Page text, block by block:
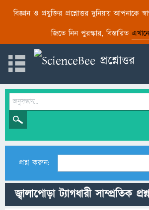
বিজ্ঞান ও প্রযুক্তির প্রশ্নোত্তর দুনিয়ায় আপনাকে
জিতে নিন পুরস্কার, বিস্তারিত এখানে
প্রশ্ন করুন:
জ্বালাপোড়া ট্যাগধারী সাম্প্রতিক